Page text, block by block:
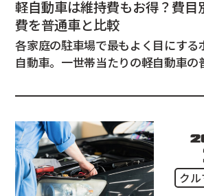
軽自動車は維持費もお得？費目
費を普通車と比較
各家庭の駐車場で最もよく目にする
自動車。一世帯当たりの軽自動車の
自動車といえば、やはり最大の魅力
ク